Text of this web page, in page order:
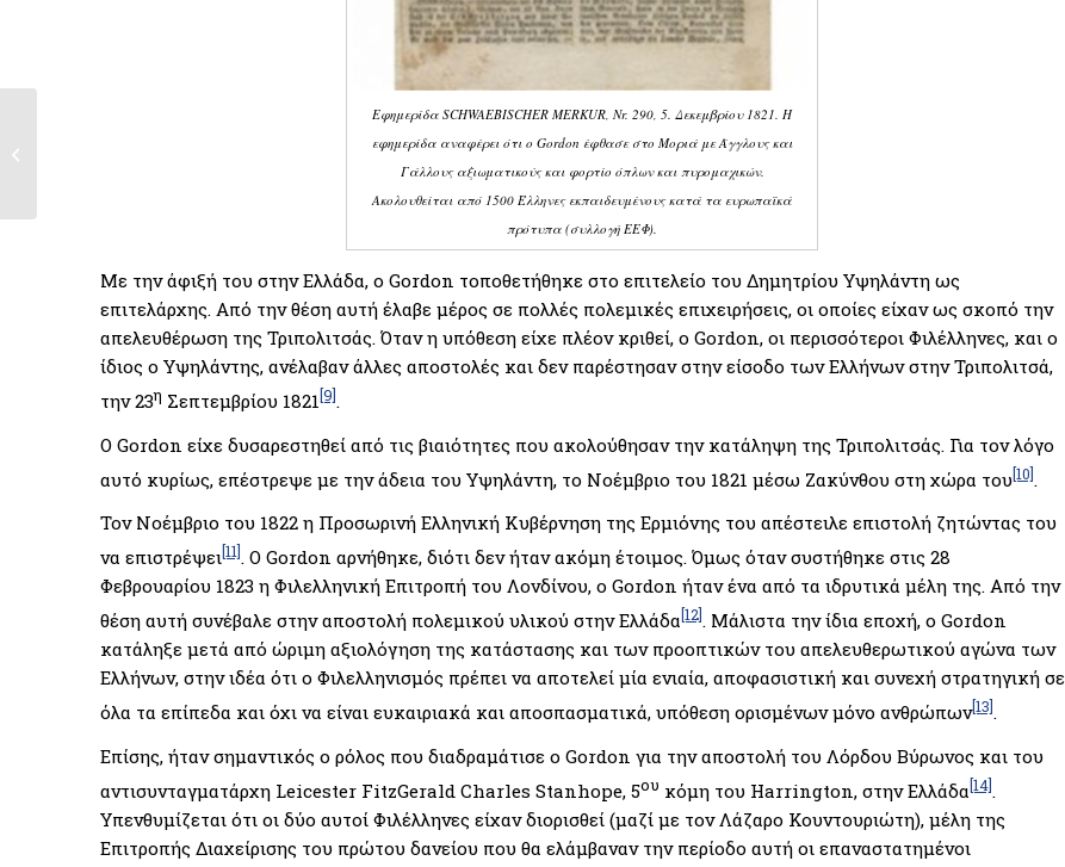
Εφημερίδα SCHWAEBISCHER MERKUR, Nr. 290, 5. Δεκεμβρίου 1821. Η
εφημερίδα αναφέρει ότι ο Gordon έφθασε στο Μοριά με Άγγλους και
Γάλλους αξιωματικούς και φορτίο όπλων και πυρομαχικών.
Ακολουθείται από 1500 Έλληνες εκπαιδευμένους κατά τα ευρωπαϊκά
πρότυπα (συλλογή ΕΕΦ).
Με την άφιξή του στην Ελλάδα, ο Gordon τοποθετήθηκε στο επιτελείο του Δημητρίου Υψηλάντη ως
επιτελάρχης. Από την θέση αυτή έλαβε μέρος σε πολλές πολεμικές επιχειρήσεις, οι οποίες είχαν ως σκοπό την
απελευθέρωση της Τριπολιτσάς. Όταν η υπόθεση είχε πλέον κριθεί, ο Gordon, οι περισσότεροι Φιλέλληνες, και ο
ίδιος ο Υψηλάντης, ανέλαβαν άλλες αποστολές και δεν παρέστησαν στην είσοδο των Ελλήνων στην Τριπολιτσά,
την 23η Σεπτεμβρίου 1821 [9].
Ο Gordon είχε δυσαρεστηθεί από τις βιαιότητες που ακολούθησαν την κατάληψη της Τριπολιτσάς. Για τον λόγο
αυτό κυρίως, επέστρεψε με την άδεια του Υψηλάντη, το Νοέμβριο του 1821 μέσω Ζακύνθου στη χώρα του[10].
Τον Νοέμβριο του 1822 η Προσωρινή Ελληνική Κυβέρνηση της Ερμιόνης του απέστειλε επιστολή ζητώντας του
να επιστρέψει[11]. Ο Gordon αρνήθηκε, διότι δεν ήταν ακόμη έτοιμος. Όμως όταν συστήθηκε στις 28
Φεβρουαρίου 1823 η Φιλελληνική Επιτροπή του Λονδίνου, ο Gordon ήταν ένα από τα ιδρυτικά μέλη της. Από την
θέση αυτή συνέβαλε στην αποστολή πολεμικού υλικού στην Ελλάδα[12]. Μάλιστα την ίδια εποχή, ο Gordon
κατάληξε μετά από ώριμη αξιολόγηση της κατάστασης και των προοπτικών του απελευθερωτικού αγώνα των
Ελλήνων, στην ιδέα ότι ο Φιλελληνισμός πρέπει να αποτελεί μία ενιαία, αποφασιστική και συνεχή στρατηγική σε
όλα τα επίπεδα και όχι να είναι ευκαιριακά και αποσπασματικά, υπόθεση ορισμένων μόνο ανθρώπων[13].
Επίσης, ήταν σημαντικός ο ρόλος που διαδραμάτισε ο Gordon για την αποστολή του Λόρδου Βύρωνος και του
αντισυνταγματάρχη Leicester FitzGerald Charles Stanhope, 5ου κόμη του Harrington, στην Ελλάδα[14].
Υπενθυμίζεται ότι οι δύο αυτοί Φιλέλληνες είχαν διορισθεί (μαζί με τον Λάζαρο Κουντουριώτη), μέλη της
Επιτροπής Διαχείρισης του πρώτου δανείου που θα ελάμβαναν την περίοδο αυτή οι επαναστατημένοι